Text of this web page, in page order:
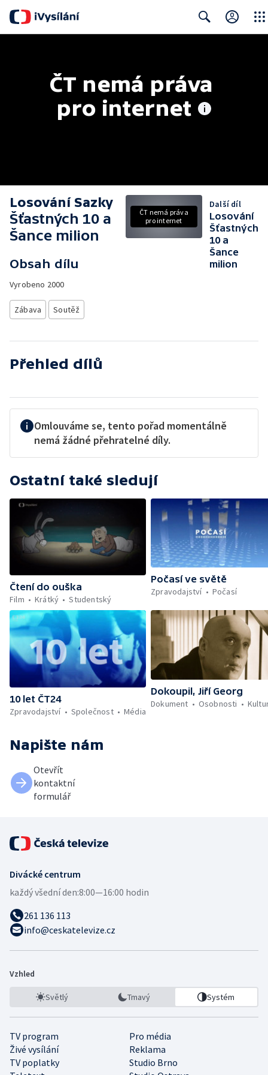
ČT nemá práva
pro internet
Losování Sazky
Šťastných 10 a
Šance milion
Obsah dílu
Vyrobeno 2000
Zábava Soutěž
ČT nemá práva
pro internet
Další díl
Losování
Šťastných
10 a
Šance
milion
Přehled dílů
Omlouváme se, tento pořad momentálně
nemá žádné přehratelné díly.
Ostatní také sledují
Čtení do ouška
Film
Krátký Studentský
Počasí ve světě
Zpravodajství
Počasí
10 let ČT24
Zpravodajství
Společnost Média
Dokoupil, Jiří Georg
Dokument
Osobnosti
Napište nám
Otevřít
kontaktní
formulář
Divácké centrum
každý všední den:8:00—16:00 hodin
261 136 113
info@ceskatelevize.cz
Vzhled
Světlý Tmavý Systém
TV program
Pro média
Živé vysílání
Reklama
TV poplatky
Studio Brno